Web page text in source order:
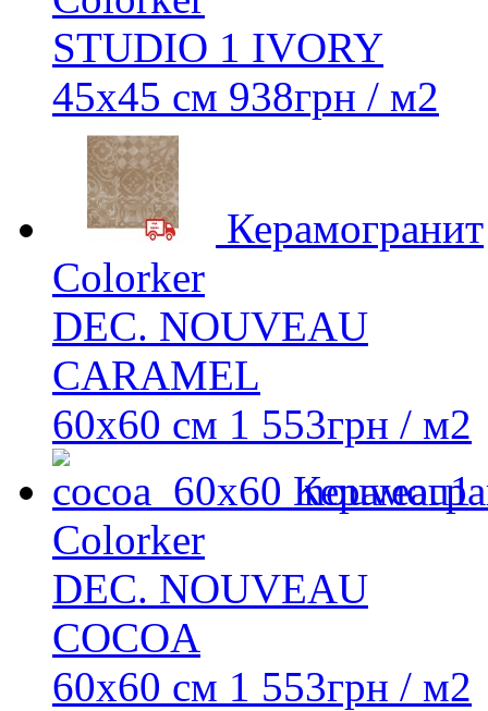
STUDIO 1 IVORY
45х45 см 938грн / м2
Керамогранит
Colorker
DEC. NOUVEAU
CARAMEL
60x60 см 1 553грн / м2
Colorker
DEC. NOUVEAU
COCOA
60x60 см 1 553грн / м2